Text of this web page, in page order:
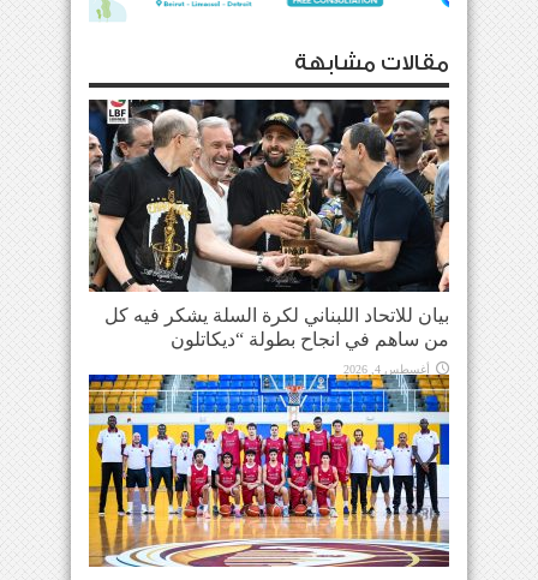
مقالات مشابهة
بيان للاتحاد اللبناني لكرة السلة يشكر فيه كل
من ساهم في انجاح بطولة “ديكاتلون
أغسطس 4, 2026